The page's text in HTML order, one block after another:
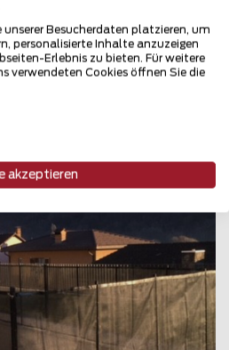
Teilen
unserer Besucherdaten platzieren, um
personalisierte Inhalte anzuzeigen
Erlebnis zu bieten. Für weitere
verwendeten Cookies öffnen Sie die
akzeptieren